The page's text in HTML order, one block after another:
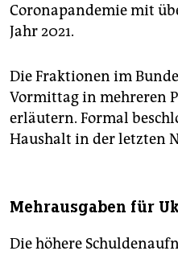
Coronapandemie mit
Jahr 2021.
Die Fraktionen im
Vormittag in mehreren
erläutern. Formal
Haushalt in der letzten
Mehrausgaben für
Die höhere